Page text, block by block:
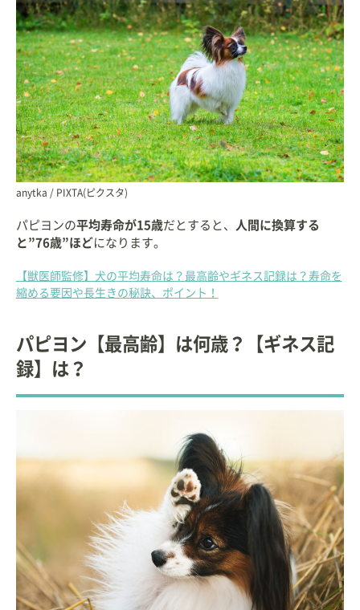
anytka / PIXTA(ピクスタ)
パピヨンの平均寿命が15歳だとすると、
人間に換算する
と”76歳”ほどになります。
【獣医師監修】犬の平均寿命は？最高齢やギネス記録は？寿命を
縮める要因や長生きの秘訣、ポイント！
パピヨン【最高齢】は何歳？【ギネス記
録】は？